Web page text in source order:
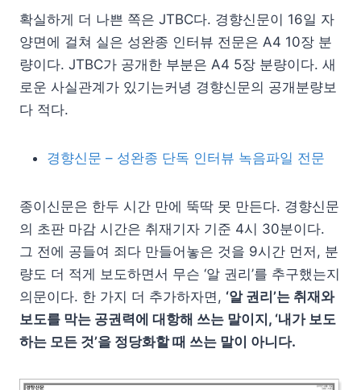
확실하게 더 나쁜 쪽은 JTBC다. 경향신문이 16일 자
양면에 걸쳐 실은 성완종 인터뷰 전문은 A4 10장 분
량이다. JTBC가 공개한 부분은 A4 5장 분량이다. 새
로운 사실관계가 있기는커녕 경향신문의 공개분량보
다 적다.
경향신문 – 성완종 단독 인터뷰 녹음파일 전문
종이신문은 한두 시간 만에 뚝딱 못 만든다. 경향신문
의 초판 마감 시간은 취재기자 기준 4시 30분이다.
그 전에 공들여 죄다 만들어놓은 것을 9시간 먼저, 분
량도 더 적게 보도하면서 무슨 ‘알 권리’를 추구했는지
의문이다. 한 가지 더 추가하자면, ‘알 권리’는 취재와
보도를 막는 공권력에 대항해 쓰는 말이지, ‘내가 보도
하는 모든 것’을 정당화할 때 쓰는 말이 아니다.